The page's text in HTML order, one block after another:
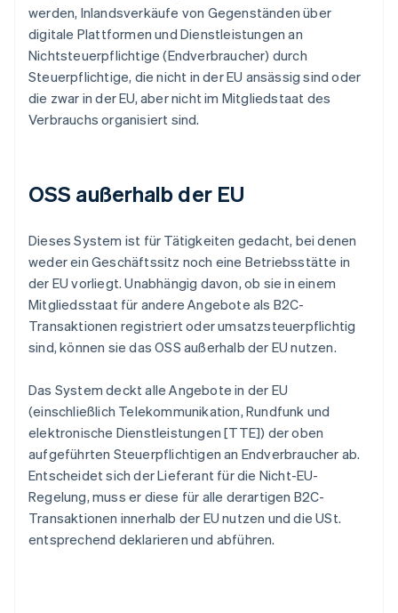
werden, Inlandsverkäufe von Gegenständen über
digitale Plattformen und Dienstleistungen an
Nichtsteuerpflichtige (Endverbraucher) durch
Steuerpflichtige, die nicht in der EU ansässig sind oder
die zwar in der EU, aber nicht im Mitgliedstaat des
Verbrauchs organisiert sind.
OSS außerhalb der EU
Dieses System ist für Tätigkeiten gedacht, bei denen
weder ein Geschäftssitz noch eine Betriebsstätte in
der EU vorliegt. Unabhängig davon, ob sie in einem
Mitgliedsstaat für andere Angebote als B2C-
Transaktionen registriert oder umsatzsteuerpflichtig
sind, können sie das OSS außerhalb der EU nutzen.
Das System deckt alle Angebote in der EU
(einschließlich Telekommunikation, Rundfunk und
elektronische Dienstleistungen [TTE]) der oben
aufgeführten Steuerpflichtigen an Endverbraucher ab.
Entscheidet sich der Lieferant für die Nicht-EU-
Regelung, muss er diese für alle derartigen B2C-
Transaktionen innerhalb der EU nutzen und die USt.
entsprechend deklarieren und abführen.